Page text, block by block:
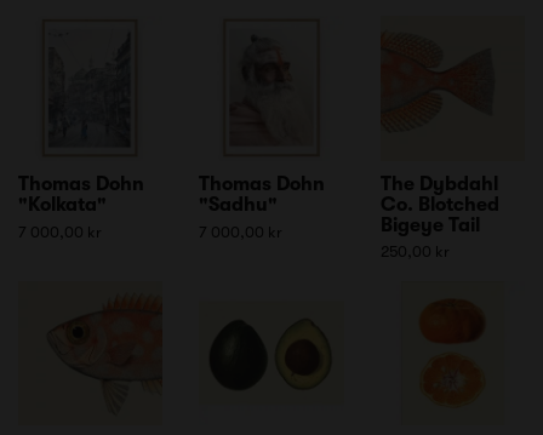
Thomas Dohn
"Kolkata"
7 000,00 kr
Thomas Dohn
"Sadhu"
7 000,00 kr
The Dybdahl
Co. Blotched
Bigeye Tail
250,00 kr